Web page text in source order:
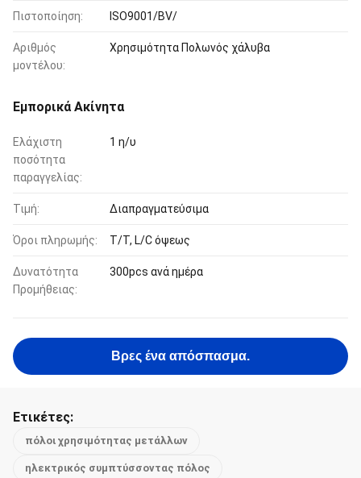
Πιστοποίηση: ISO9001/BV/
Αριθμός
μοντέλου:
Χρησιμότητα Πολωνός χάλυβα
Εμπορικά Ακίνητα
Ελάχιστη
ποσότητα
παραγγελίας:
1 η/υ
Τιμή: Διαπραγματεύσιμα
Όροι πληρωμής: T/T, L/C όψεως
Δυνατότητα
Προμήθειας:
300pcs ανά ημέρα
Βρες ένα απόσπασμα.
Ετικέτες:
πόλοι χρησιμότητας μετάλλων
ηλεκτρικός συμπτύσσοντας πόλος